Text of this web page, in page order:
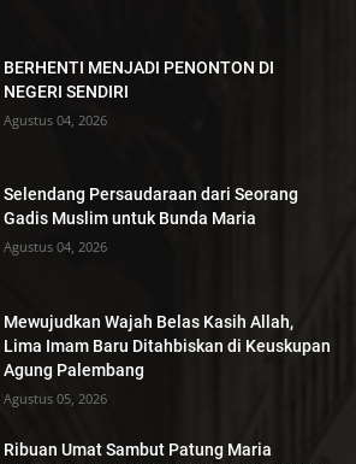
BERHENTI MENJADI PENONTON DI
NEGERI SENDIRI
Agustus 04, 2026
Selendang Persaudaraan dari Seorang
Gadis Muslim untuk Bunda Maria
Agustus 04, 2026
Mewujudkan Wajah Belas Kasih Allah,
Lima Imam Baru Ditahbiskan di Keuskupan
Agung Palembang
Agustus 05, 2026
Ribuan Umat Sambut Patung Maria